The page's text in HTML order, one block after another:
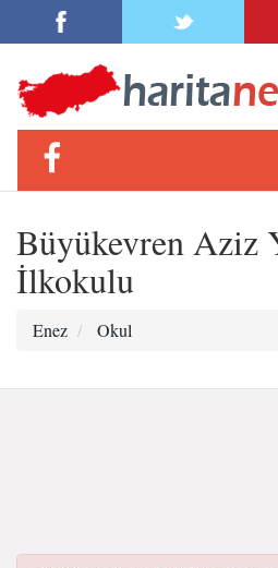
Büyükevren Aziz
İlkokulu
Enez Okul